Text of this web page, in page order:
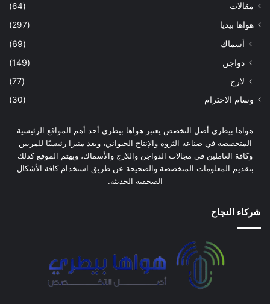
مقالات
(64)
هواها بيديا
(297)
أسماك
(69)
دواجن
(149)
لارج
(77)
وسام الاحترام (30)
هواها بيطري أصل التخصص يعتبر هواها بيطري أحد أهم المواقع الرئيسية
المتخصصة في صناعة الثروة والإنتاج الحيواني، ويعد منبرا رئيسيًا للمربين
وكافة العاملين في مجالات الدواجن واللارج والأسماك، ويهتم الموقع كذلك
بتقديم المعلومات المتخصصة والصحيحة عن طريق استخدام كافة الأشكال
الصحفية الحديثة.
شركاء النجاح